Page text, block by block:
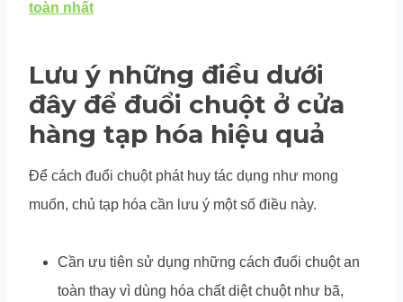
toàn nhất
Lưu ý những điều dưới
đây để đuổi chuột ở cửa
hàng tạp hóa hiệu quả
Để cách đuổi chuột phát huy tác dụng như mong
muốn, chủ tạp hóa cần lưu ý một số điều này.
Cần ưu tiên sử dụng những cách đuổi chuột an
toàn thay vì dùng hóa chất diệt chuột như bã,